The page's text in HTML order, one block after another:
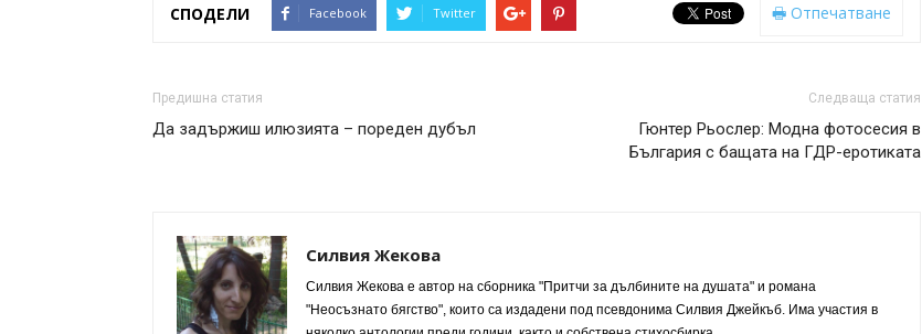
СПОДЕЛИ Facebook Twitter Отпечатване
Предишна статия
Да задържиш илюзията – пореден дубъл
Следваща статия
Гюнтер Рьослер: Модна фотосесия в
България с бащата на ГДР-еротиката
Силвия Жекова
Силвия Жекова е автор на сборника "Притчи за дълбините на душата" и романа
"Неосъзнато бягство", които са издадени под псевдонима Силвия Джейкъб. Има участия в